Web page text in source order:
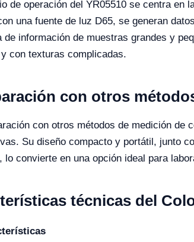
de operación del YR05510 se centra en
una fuente de luz D65, se generan
de información de muestras grandes y
con texturas complicadas.
con otros
con otros métodos de medición de
Su diseño compacto y portátil, junto
lo convierte en una opción ideal para
técnicas del